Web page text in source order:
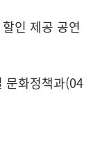
인 제공 공연
문화정책과(04